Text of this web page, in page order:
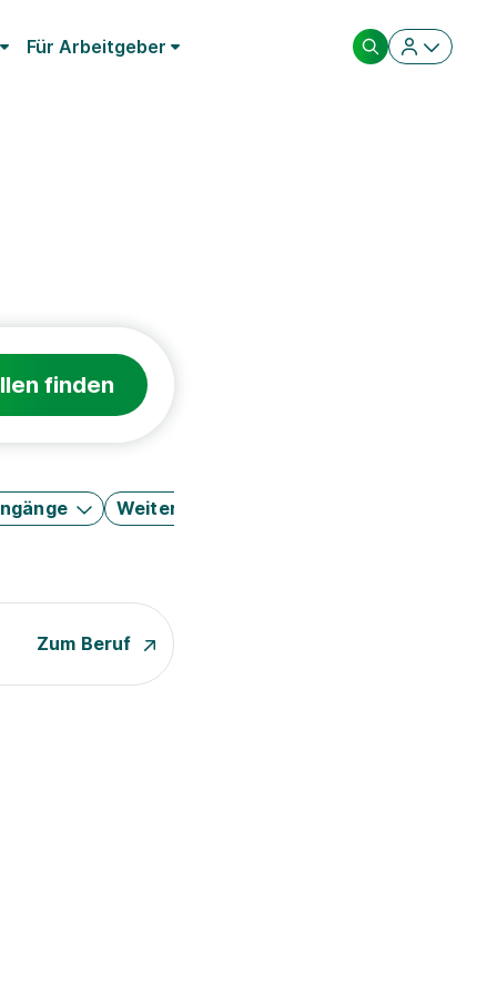
Für Arbeitgeber
finden
Weitere Filter
Zum Beruf